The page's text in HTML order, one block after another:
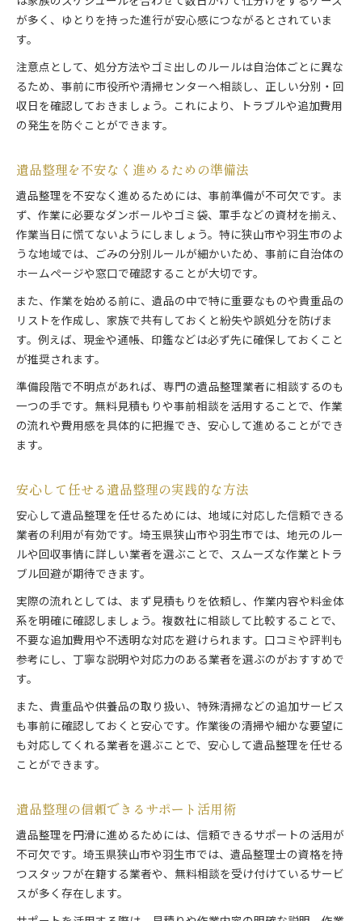
が多く、ゆとりを持った進行が安心感につながるとされていま
す。
注意点として、処分方法やゴミ出しのルールは自治体ごとに異な
るため、事前に市役所や清掃センターへ相談し、正しい分別・回
収日を確認しておきましょう。これにより、トラブルや追加費用
の発生を防ぐことができます。
遺品整理を不安なく進めるための準備法
遺品整理を不安なく進めるためには、事前準備が不可欠です。ま
ず、作業に必要なダンボールやゴミ袋、軍手などの資材を揃え、
作業当日に慌てないようにしましょう。特に狭山市や羽生市のよ
うな地域では、ごみの分別ルールが細かいため、事前に自治体の
ホームページや窓口で確認することが大切です。
また、作業を始める前に、遺品の中で特に重要なものや貴重品の
リストを作成し、家族で共有しておくと紛失や誤処分を防げま
す。例えば、現金や通帳、印鑑などは必ず先に確保しておくこと
が推奨されます。
準備段階で不明点があれば、専門の遺品整理業者に相談するのも
一つの手です。無料見積もりや事前相談を活用することで、作業
の流れや費用感を具体的に把握でき、安心して進めることができ
ます。
安心して任せる遺品整理の実践的な方法
安心して遺品整理を任せるためには、地域に対応した信頼できる
業者の利用が有効です。埼玉県狭山市や羽生市では、地元のルー
ルや回収事情に詳しい業者を選ぶことで、スムーズな作業とトラ
ブル回避が期待できます。
実際の流れとしては、まず見積もりを依頼し、作業内容や料金体
系を明確に確認しましょう。複数社に相談して比較することで、
不要な追加費用や不透明な対応を避けられます。口コミや評判も
参考にし、丁寧な説明や対応力のある業者を選ぶのがおすすめで
す。
また、貴重品や供養品の取り扱い、特殊清掃などの追加サービス
も事前に確認しておくと安心です。作業後の清掃や細かな要望に
も対応してくれる業者を選ぶことで、安心して遺品整理を任せる
ことができます。
遺品整理の信頼できるサポート活用術
遺品整理を円滑に進めるためには、信頼できるサポートの活用が
不可欠です。埼玉県狭山市や羽生市では、遺品整理士の資格を持
つスタッフが在籍する業者や、無料相談を受け付けているサービ
スが多く存在します。